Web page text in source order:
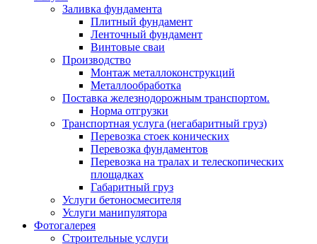
Заливка фундамента
Плитный фундамент
Ленточный фундамент
Винтовые сваи
Производство
Монтаж металлоконструкций
Металлообработка
Поставка железнодорожным транспортом.
Норма отгрузки
Транспортная услуга (негабаритный груз)
Перевозка стоек конических
Перевозка фундаментов
Перевозка на тралах и телескопических
площадках
Габаритный груз
Услуги бетоносмесителя
Услуги манипулятора
Фотогалерея
Строительные услуги